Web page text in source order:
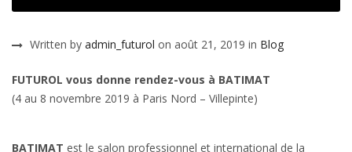
Written by admin_futurol on août 21, 2019 in Blog
FUTUROL vous donne rendez-vous à BATIMAT
(4 au 8 novembre 2019 à Paris Nord – Villepinte)
BATIMAT est le salon professionnel et international de la